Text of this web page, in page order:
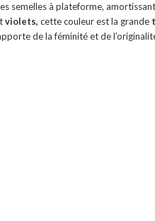
semelles à plateforme,
violets, cette couleur est la grande
de la féminité et de